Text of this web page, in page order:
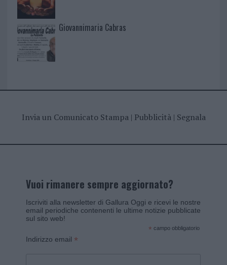
Giovannimaria Cabras
Invia un Comunicato Stampa| Pubblicità| Segnala
Vuoi rimanere sempre aggiornato?
Iscriviti alla newsletter di Gallura Oggi e ricevi le nostre
email periodiche contenenti le ultime notizie pubblicate
sul sito web!
* campo obbligatorio
Indirizzo email *